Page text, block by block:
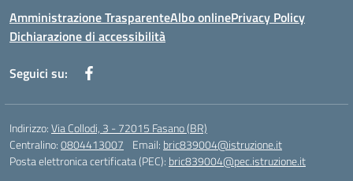
Amministrazione TrasparenteAlbo onlinePrivacy Policy
Dichiarazione di accessibilità
Seguici su:
Indirizzo:Via Collodi, 3 - 72015 Fasano (BR)
Centralino:0804413007 Email: bric839004@istruzione.it
Posta elettronica certificata (PEC): bric839004@pec.istruzione.it